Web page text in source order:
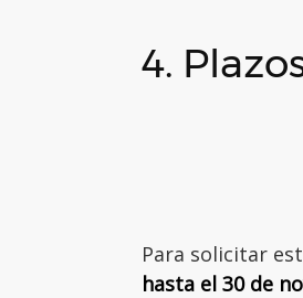
4.
Para solicitar
hasta el 30 de